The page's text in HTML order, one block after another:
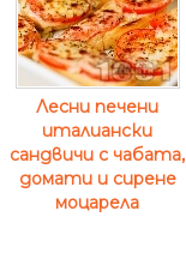
Лесни печени
италиански
сандвичи с чабата,
домати и сирене
моцарела